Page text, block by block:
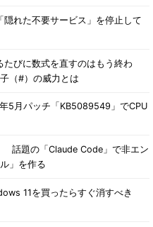
隠れた不要サービス」を停止して
たびに数式を直すのはもう終わ
（#）の威力とは
5月パッチ「KB5089549」でCPU
話題の「Claude Code」で非エン
」を作る
11を買ったらすぐ消すべき